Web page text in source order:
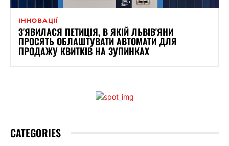
ІННОВАЦІЇ
З'ЯВИЛАСЯ ПЕТИЦІЯ, В ЯКІЙ ЛЬВІВ'ЯНИ
ПРОСЯТЬ ОБЛАШТУВАТИ АВТОМАТИ ДЛЯ
ПРОДАЖУ КВИТКІВ НА ЗУПИНКАХ
CATEGORIES